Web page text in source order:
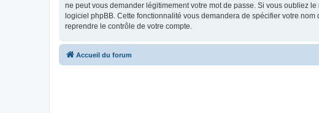
ne peut vous demander légitimement votre mot de passe. Si vous oubliez
logiciel phpBB. Cette fonctionnalité vous demandera de spécifier votre
reprendre le contrôle de votre compte.
Accueil du forum